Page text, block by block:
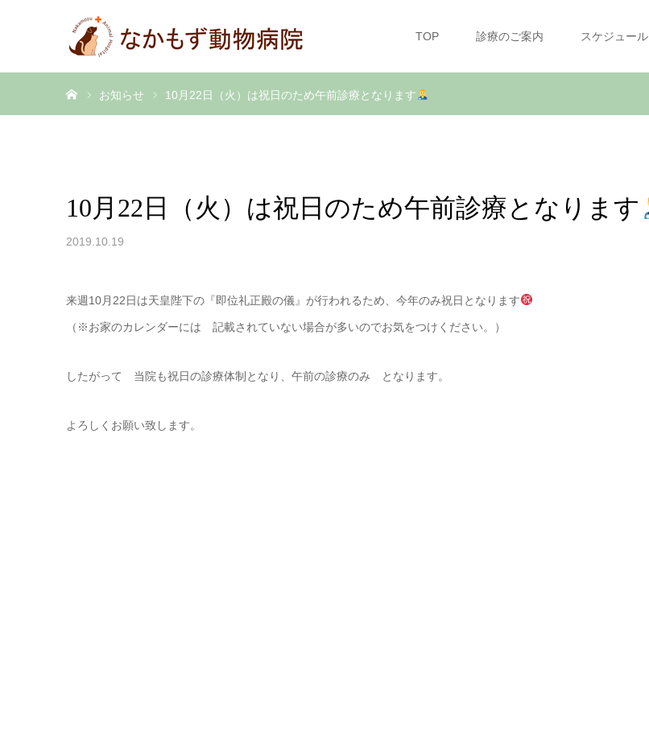
TOP 診療のご案内 スケジュール
お知らせ 10月22日（火）は祝日のため午前診療となります
10月22日（火）は祝日のため午前診療となります
2019.10.19
来週10月22日は天皇陛下の『即位礼正殿の儀』が行われるため、今年のみ祝日となります
（※お家のカレンダーには 記載されていない場合が多いのでお気をつけください。）
したがって 当院も祝日の診療体制となり、午前の診療のみ となります。
よろしくお願い致します。